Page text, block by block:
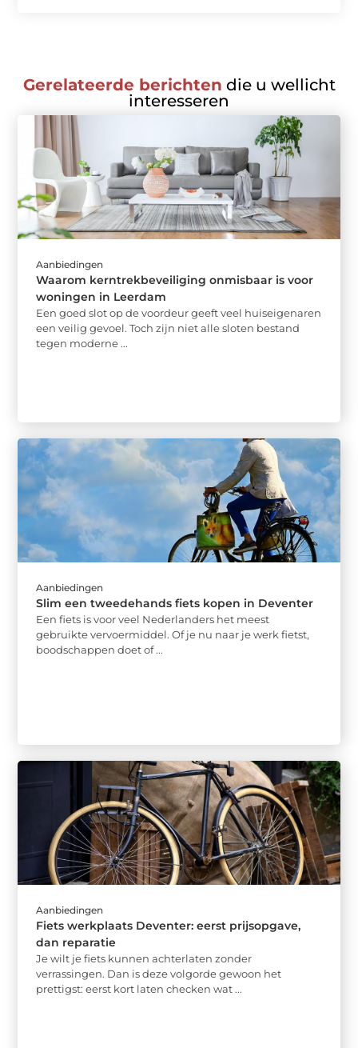
Gerelateerde berichten die u wellicht
interesseren
Aanbiedingen
Waarom kerntrekbeveiliging onmisbaar is voor
woningen in Leerdam
Een goed slot op de voordeur geeft veel huiseigenaren
een veilig gevoel. Toch zijn niet alle sloten bestand
tegen moderne ...
Aanbiedingen
Slim een tweedehands fiets kopen in Deventer
Een fiets is voor veel Nederlanders het meest
gebruikte vervoermiddel. Of je nu naar je werk fietst,
boodschappen doet of ...
Aanbiedingen
Fiets werkplaats Deventer: eerst prijsopgave,
dan reparatie
Je wilt je fiets kunnen achterlaten zonder
verrassingen. Dan is deze volgorde gewoon het
prettigst: eerst kort laten checken wat ...